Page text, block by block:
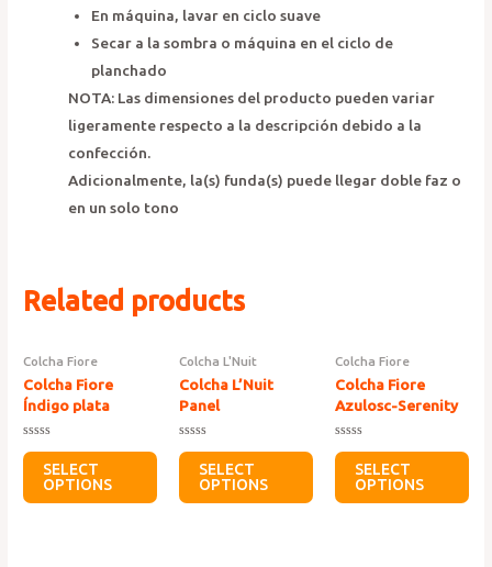
En máquina, lavar en ciclo suave
Secar a la sombra o máquina en el ciclo de
planchado
NOTA: Las dimensiones del producto pueden variar
ligeramente respecto a la descripción debido a la
confección.
Adicionalmente, la(s) funda(s) puede llegar doble faz o
en un solo tono
Related products
Colcha Fiore
Colcha Fiore
Índigo plata
Rated
0
5
SELECT
OPTIONS
Colcha L'Nuit
Colcha L’Nuit
Panel
Rated
0
5
SELECT
OPTIONS
Colcha Fiore
Colcha Fiore
Azulosc-Serenity
Rated
0
5
SELECT
OPTIONS